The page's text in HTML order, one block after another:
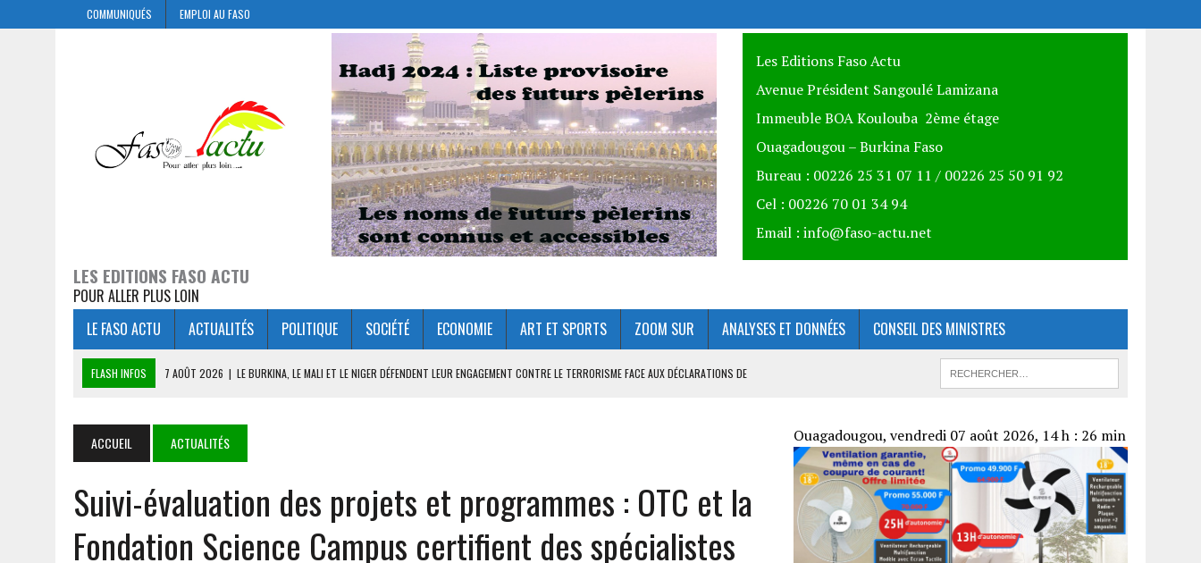
COMMUNIQUÉS EMPLOI AU FASO
LES EDITIONS FASO ACTU
POUR ALLER PLUS LOIN
Les Editions Faso Actu
Avenue Président Sangoulé Lamizana
Immeuble BOA Koulouba 2ème étage
Ouagadougou – Burkina Faso
Bureau : 00226 25 31 07 11 / 00226 25 50 91 92
Cel : 00226 70 01 34 94
Email : info@faso-actu.net
LE FASO ACTU ACTUALITÉS POLITIQUE SOCIÉTÉ ECONOMIE ART ET SPORTS ZOOM SUR ANALYSES ET DONNÉES CONSEIL DES MINISTRES
FLASH INFOS 7 AOÛT 2026 | LE BURKINA, LE MALI ET LE NIGER DÉFENDENT LEUR ENGAGEMENT CONTRE LE TERRORISME FACE AUX DÉCLARATIONS DE
DÉDOUGOU : LES CORPS CONSTITUÉS RENDENT HOMMAGE AUX ÉLÉMENTS DU 7ᵉ GROUPEMENT D’INTERVENTION RAPIDE
5 AOÛT 2026 | GOULMOU : LA BVDP RENFORCE LES CAPACITÉS PSYCHOSOCIALES ET SANITAIRES DES VDP
5 AOÛT 2026
COOPÉRATION SÉCURITAIRE AES : MAHAMADOU SANA ÉCHANGE AVEC SON HOMOLOGUE NIGÉRIEN MOHAMED TOUMBA À NIAMEY
7 AOÛT 2026
MALI : APRÈS 5 ANS DE TRANSITION, LE GOUVERNEMENT DRESSE SON BILAN ET FIXE LE CAP DU « MALI KURA »
ACCUEIL ACTUALITÉS
Suivi-évaluation des projets et programmes : OTC et la
Fondation Science Campus certifient des spécialistes
Ouagadougou, vendredi 07 août 2026, 14 h : 26 min